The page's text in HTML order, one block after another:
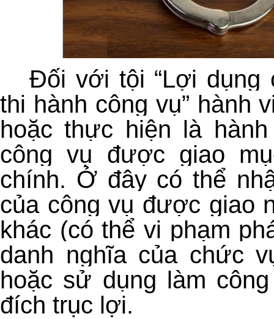
Đối với tội “Lợi dụng
thi hành công vụ” hành
hoặc thực hiện là
công vụ được giao
chính. Ở đây có thể
của công vụ được giao
khác (có thể vi phạm
danh nghĩa của chức
hoặc sử dụng làm
đích trục lợi.